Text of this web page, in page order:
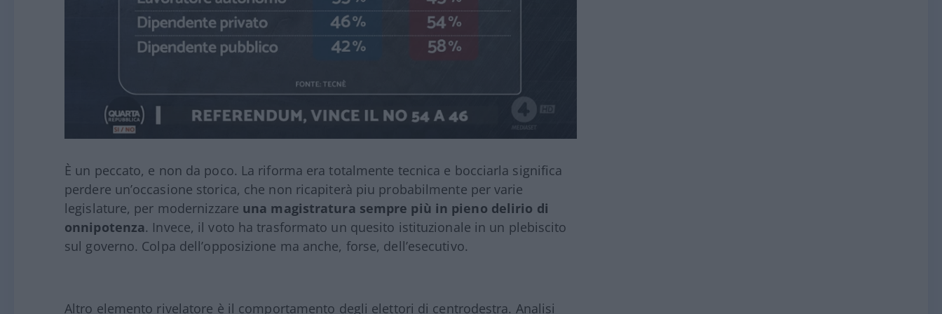
È un peccato, e non da poco. La riforma era totalmente tecnica e bocciarla significa
perdere un’occasione storica, che non ricapiterà piu probabilmente per varie
legislature, per modernizzare una magistratura sempre più in pieno delirio di
onnipotenza. Invece, il voto ha trasformato un quesito istituzionale in un plebiscito
sul governo. Colpa dell’opposizione ma anche, forse, dell’esecutivo.
Altro elemento rivelatore è il comportamento degli elettori di centrodestra. Analisi